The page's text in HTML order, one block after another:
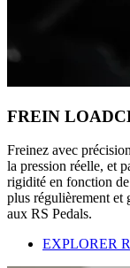
FREIN
Freinez avec
la pression réelle, et
rigidité en fonction
plus régulièrement et
aux RS Pedals.
EXPLORER